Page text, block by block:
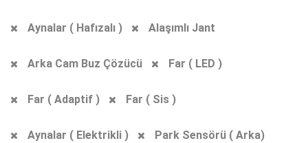
Aynalar ( Hafızalı ) Alaşımlı Jant
Arka Cam Buz Çözücü Far ( LED )
Far ( Adaptif ) Far ( Sis )
Aynalar ( Elektrikli ) Park Sensörü ( Arka)